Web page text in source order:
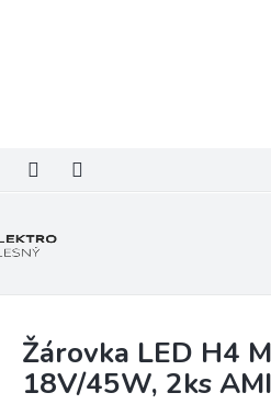
Žárovka LED H4
18V/45W, 2ks